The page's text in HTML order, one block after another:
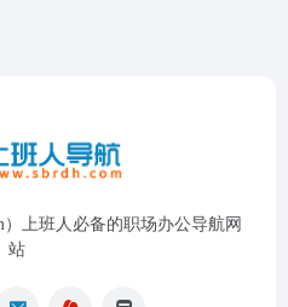
上班人必备的职场办公导航网
站